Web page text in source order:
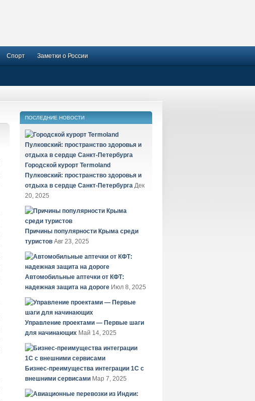
Спорт Заметки о России
ПОСЛЕДНИЕ НОВОСТИ
Городской курорт Termoland
Пулковский: пространство здоровья и
отдыха в сердце Санкт-Петербурга Дек
20, 2025
Причины популярности Крыма среди
туристов Авг 23, 2025
Автомобильные аптечки от КФТ:
надежная защита на дороге Июл 8, 2025
Управление проектами — Первые шаги
для начинающих Май 14, 2025
Бизнес-преимущества интеграции 1С с
внешними сервисами Мар 7, 2025